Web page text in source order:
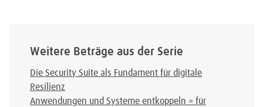
Weitere Beträge aus der Serie
Die Security Suite als Fundament für digitale
Resilienz
Anwendungen und Systeme entkoppeln = für